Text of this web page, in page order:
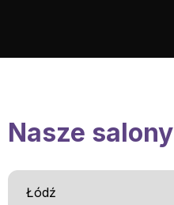
Nasze salony